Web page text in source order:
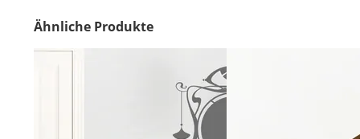
Ähnliche Produkte